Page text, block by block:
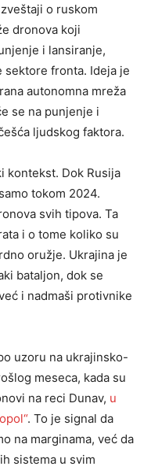
o ruskom
dronova koji
i lansiranje,
sektore fronta. Ideja je
autonomna mreža
se na punjenje i
ljudskog faktora.
kontekst. Dok Rusija
tokom 2024.
svih tipova. Ta
i o tome koliko su
oružje. Ukrajina je
bataljon, dok se
i nadmaši protivnike
uzoru na ukrajinsko-
meseca, kada su
na reci Dunav, u
. To je signal da
na marginama, već da
sistema u svim